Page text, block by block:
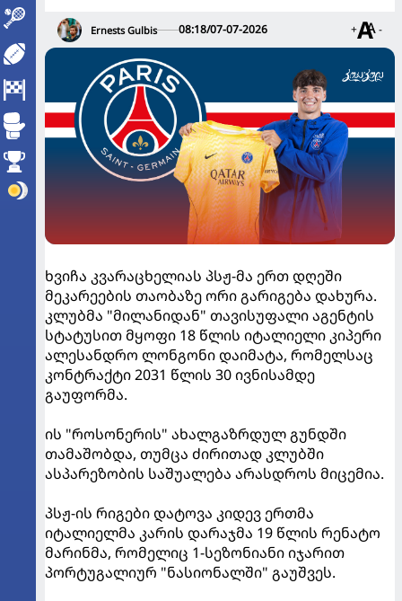
Ernests Gulbis 08:18/07-07-2026 + -
ხვიჩა კვარაცხელიას პსჟ-მა ერთ დღეში
მეკარეების თაობაზე ორი გარიგება დახურა.
კლუბმა "მილანიდან" თავისუფალი აგენტის
სტატუსით მყოფი 18 წლის იტალიელი კიპერი
ალესანდრო ლონგონი დაიმატა, რომელსაც
კონტრაქტი 2031 წლის 30 ივნისამდე
გაუფორმა.
ის "როსონერის" ახალგაზრდულ გუნდში
თამაშობდა, თუმცა ძირითად კლუბში
ასპარეზობის საშუალება არასდროს მიცემია.
პსჟ-ის რიგები დატოვა კიდევ ერთმა
იტალიელმა კარის დარაჯმა 19 წლის რენატო
მარინმა, რომელიც 1-სეზონიანი იჯარით
პორტუგალიურ "ნასიონალში" გაუშვეს.